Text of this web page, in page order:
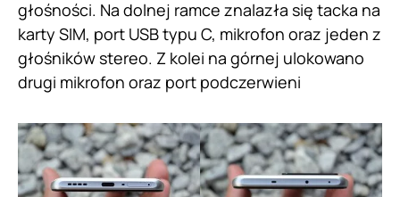
głośności. Na dolnej ramce znalazła się tacka na
karty SIM, port USB typu C, mikrofon oraz jeden z
głośników stereo. Z kolei na górnej ulokowano
drugi mikrofon oraz port podczerwieni